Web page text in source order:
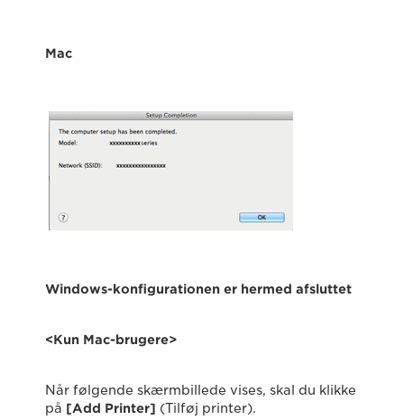
Mac
Windows-konfigurationen er hermed afsluttet
<Kun Mac-brugere>
Når følgende skærmbillede vises, skal du klikke
på [Add Printer] (Tilføj printer).